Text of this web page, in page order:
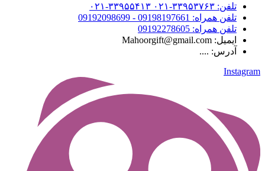
تلفن: ۳۳۹۵۳۷۶۳-۰۲۱ ۳۳۹۵۵۴۱۳-۰۲۱
تلفن همراه: 09198197661 - 09192098699
تلفن همراه: 09192278605
ایمیل: Mahoorgift@gmail.com
آدرس: ....
Instagram